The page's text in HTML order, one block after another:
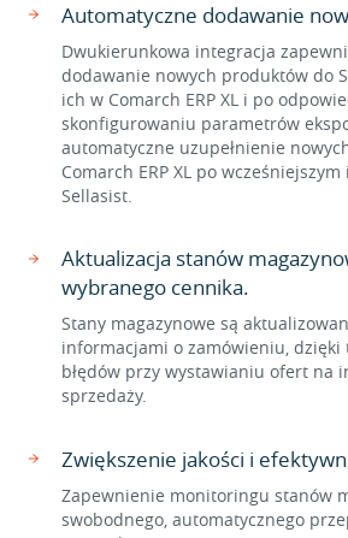
Automatyczne dodawanie
Dwukierunkowa integracja
dodawanie nowych produktów do
ich w Comarch ERP XL i po
skonfigurowaniu parametrów
automatyczne uzupełnienie
Comarch ERP XL po
Sellasist.
Aktualizacja stanów
wybranego cennika.
Stany magazynowe są
informacjami o zamówieniu, dzięki
błędów przy wystawianiu ofert na
sprzedaży.
Zwiększenie jakości i
Zapewnienie monitoringu stanów
swobodnego, automatycznego